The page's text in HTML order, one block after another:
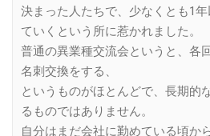
決まった人たちで、少なくとも1
ていくという所に惹かれました。
普通の異業種交流会というと、各
名刺交換をする、
というものがほとんどで、長期的
るものではありません。
自分はまだ会社に勤めている頃か